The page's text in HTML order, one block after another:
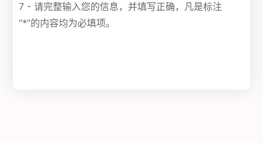
7 - 请完整输入您的信息，并填写正确，凡是标注
“*”的内容均为必填项。